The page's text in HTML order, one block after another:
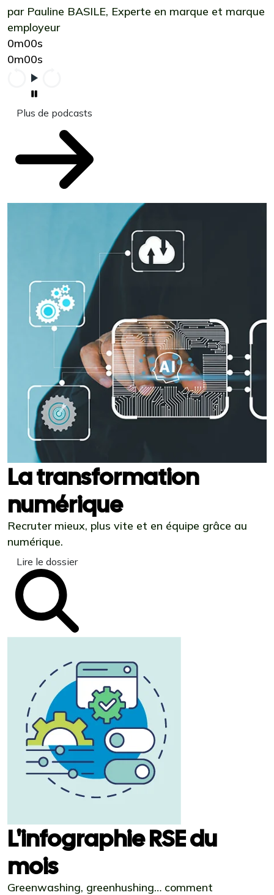
par Pauline BASILE, Experte en marque et marque
employeur
0m00s
0m00s
Plus de podcasts
La transformation
numérique
Recruter mieux, plus vite et en équipe grâce au
numérique.
Lire le dossier
L'infographie RSE du
mois
Greenwashing, greenhushing… comment